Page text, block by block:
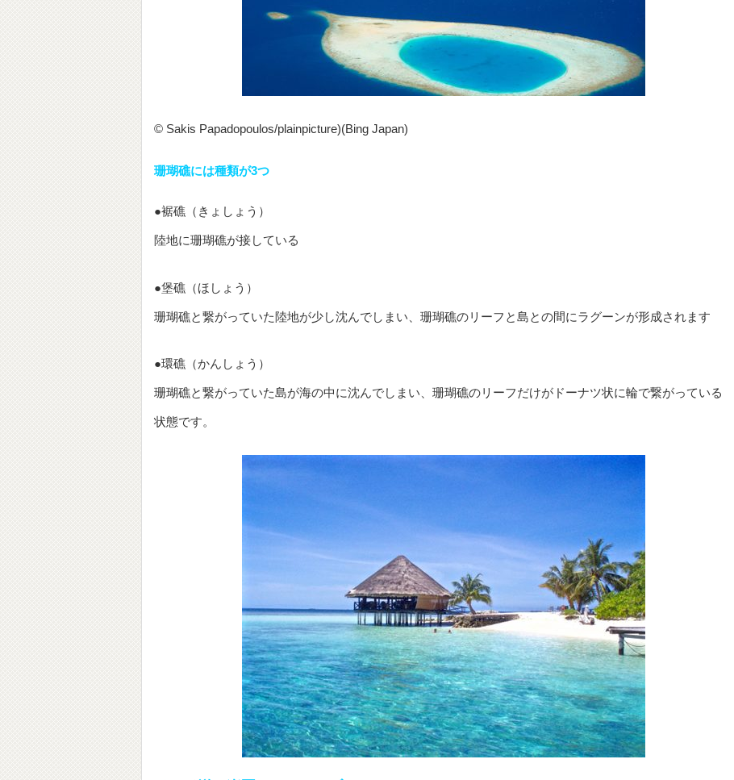
© Sakis Papadopoulos/plainpicture)(Bing Japan)
珊瑚礁には種類が3つ
●裾礁（きょしょう）
陸地に珊瑚礁が接している
●堡礁（ほしょう）
珊瑚礁と繋がっていた陸地が少し沈んでしまい、珊瑚礁のリーフと島との間にラグーンが形成されます
●環礁（かんしょう）
珊瑚礁と繋がっていた島が海の中に沈んでしまい、珊瑚礁のリーフだけがドーナツ状に輪で繋がっている
状態です。